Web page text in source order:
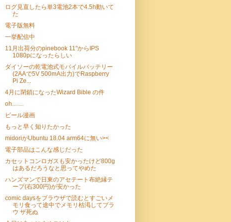
ログ見直したら単3電池2本で4.5h動いて
た
電子版無料
一挙配信中
11月出荷分のpinebook 11"からIPS
1080pになったらしい
ダイソーの乾電池式モバイルバッテリー
(2AAで5V 500mA出力)でRaspberry
Pi Ze...
4月に閉鎖になったWizard Bible の件
oh……
ビール漫画
もっと早く知りたかった
midoriがUbuntu 18.04 arm64に無い><
電子部品はこんな感じだった
カセットコンロガスも安かったけど800g
はあるだろうなと思ってやめた
ハンズマンで日東のアセテート布絶縁テ
ープ(右300円)が安かった
comic daysをブラウザで読むとすごいメ
モリ食って途中でメモリ枯渇してブラ
ウ ザ死ぬ